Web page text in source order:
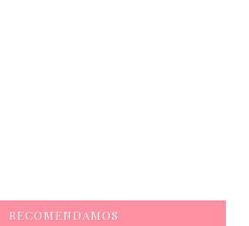
RECOMENDAMOS